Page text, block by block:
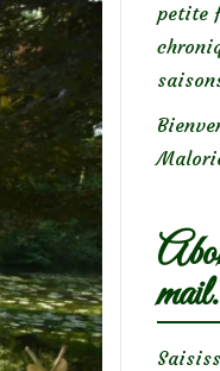
petite
mail.